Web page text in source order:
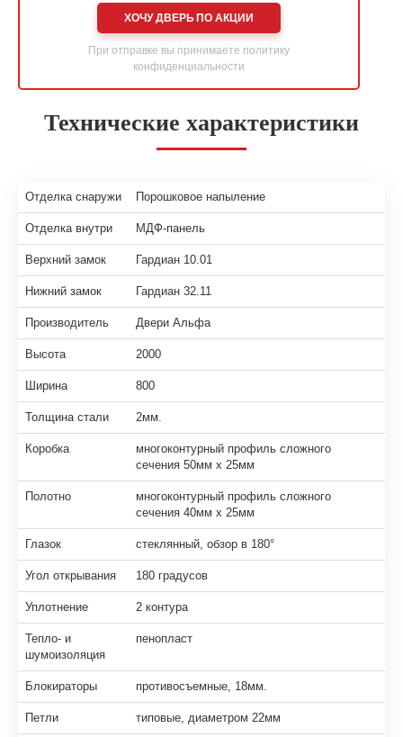
ХОЧУ ДВЕРЬ ПО АКЦИИ
При отправке вы принимаете политику
конфиденциальности
Технические характеристики
Отделка снаружи Порошковое напыление
Отделка внутри МДФ-панель
Верхний замок Гардиан 10.01
Нижний замок Гардиан 32.11
Производитель Двери Альфа
Высота 2000
Ширина 800
Толщина стали 2мм.
Коробка
многоконтурный профиль сложного
сечения 50мм х 25мм
Полотно
многоконтурный профиль сложного
сечения 40мм х 25мм
Глазок стеклянный, обзор в 180°
Угол открывания 180 градусов
Уплотнение 2 контура
Тепло- и
шумоизоляция
пенопласт
Блокираторы противосъемные, 18мм.
Петли типовые, диаметром 22мм